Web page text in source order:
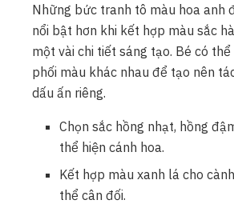
Những bức tranh tô màu hoa anh
nổi bật hơn khi kết hợp màu sắc
một vài chi tiết sáng tạo. Bé có
phối màu khác nhau để tạo nên
dấu ấn riêng.
Chọn sắc hồng nhạt, hồng
thể hiện cánh hoa.
Kết hợp màu xanh lá cho
thể cân đối.